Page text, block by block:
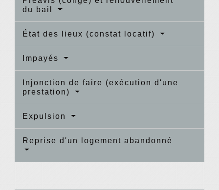
du bail
État des lieux (constat locatif)
Impayés
Injonction de faire (exécution d'une
prestation)
Expulsion
Reprise d'un logement abandonné